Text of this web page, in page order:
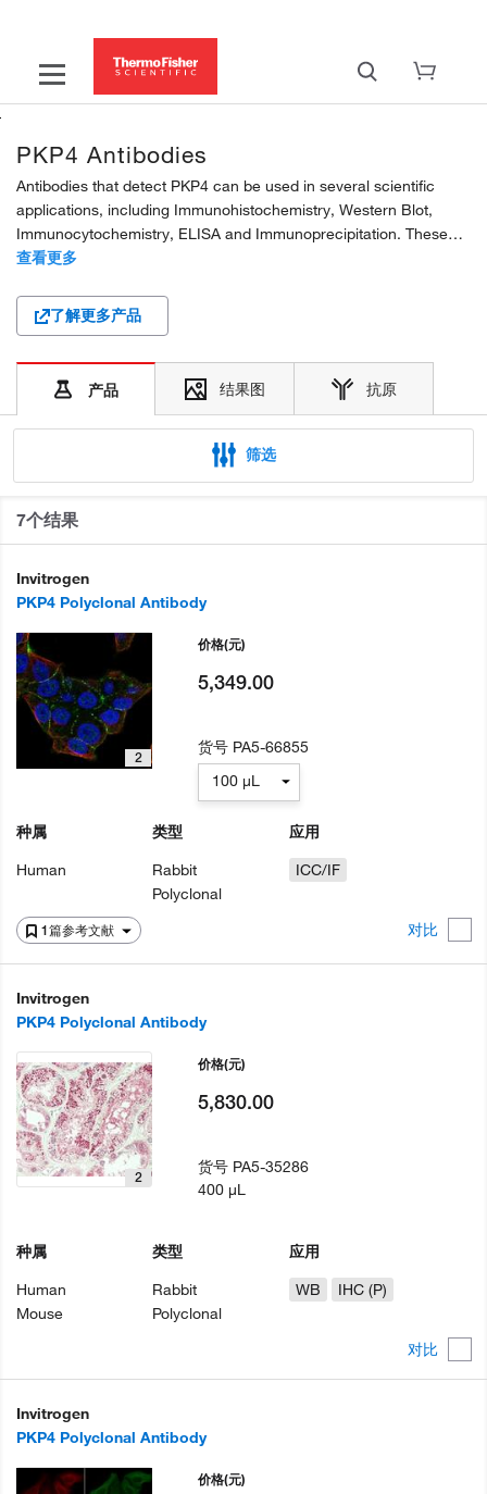
PKP4 Antibodies
Antibodies that detect PKP4 can be used in several scientific
applications, including Immunohistochemistry, Western Blot,
Immunocytochemistry, ELISA and Immunoprecipitation. These
antibodies target PKP4 in Human, Mouse, Bovine and Rat
查看更多
了解更多产品
产品 结果图 抗原
筛选
7个结果
Invitrogen
PKP4 Polyclonal Antibody
1篇参考文献 对比
2
种属
Human
类型
Rabbit
Polyclonal
应用
ICC/IF
价格(元)
5,349.00
货号 PA5-66855
100 µL
Invitrogen
PKP4 Polyclonal Antibody
对比
2
种属
Human
Mouse
类型
Rabbit
Polyclonal
应用
WB
IHC (P)
价格(元)
5,830.00
货号 PA5-35286
400 µL
Invitrogen
PKP4 Polyclonal Antibody
价格(元)